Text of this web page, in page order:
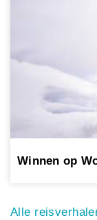
Winnen op
Alle